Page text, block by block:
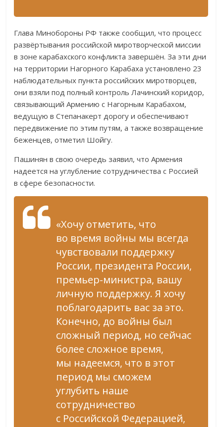
Глава Минобороны РФ также сообщил, что процесс
развёртывания российской миротворческой миссии
в зоне карабахского конфликта завершён. За эти дни
на территории Нагорного Карабаха установлено 23
наблюдательных пункта российских миротворцев,
они взяли под полный контроль Лачинский коридор,
связывающий Армению с Нагорным Карабахом,
ведущую в Степанакерт дорогу и обеспечивают
передвижение по этим путям, а также возвращение
беженцев, отметил Шойгу.
Пашинян в свою очередь заявил, что Армения
надеется на углубление сотрудничества с Россией
в сфере безопасности.
«Хочу отметить, что
во время войны мы всегда
чувствовали поддержку
России, президента России,
премьер-министра, вашу
личную поддержку. Я хочу
поблагодарить вас за это.
Конечно, до войны был
сложный период, но сейчас
более сложное время,
мы надеемся, что в этот
период мы сможем
углубить наше
сотрудничество
с Российской Федерацией,